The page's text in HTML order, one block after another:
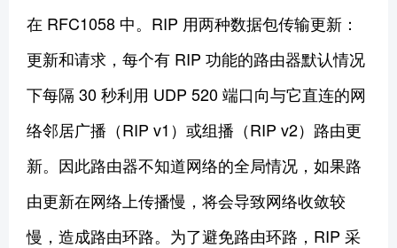
在 RFC1058 中。RIP 用两种数据包传输更新：
更新和请求，每个有 RIP 功能的路由器默认情况
下每隔 30 秒利用 UDP 520 端口向与它直连的网
络邻居广播（RIP v1）或组播（RIP v2）路由更
新。因此路由器不知道网络的全局情况，如果路
由更新在网络上传播慢，将会导致网络收敛较
慢，造成路由环路。为了避免路由环路，RIP 采